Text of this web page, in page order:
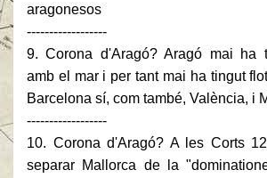
aragonesos
------------------
9. Corona d'Aragó? Aragó mai ha
amb el mar i per tant mai ha tingut
Barcelona sí, com també, València, i
------------------
10. Corona d'Aragó? A les Corts
separar Mallorca de la